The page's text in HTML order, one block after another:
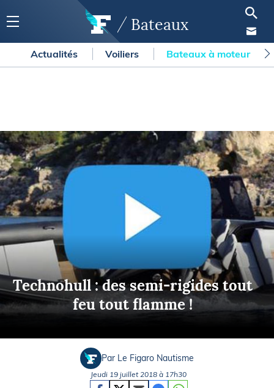
Bateaux
Actualités Voiliers Bateaux à moteur
Technohull : des semi-rigides tout
feu tout flamme !
Par Le Figaro Nautisme
Jeudi 19 juillet 2018 à 17h30